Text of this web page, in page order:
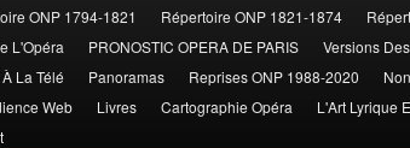
ONP 1794-1821 Répertoire ONP 1821-1874
L'Opéra PRONOSTIC OPERA DE PARIS Versions
La Télé Panoramas Reprises ONP 1988-2020
Web Livres Cartographie Opéra L'Art Lyrique